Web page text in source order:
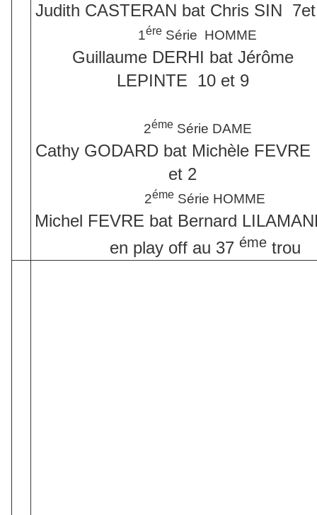
Judith CASTERAN bat Chris SIN
1ére Série HOMME
Guillaume DERHI bat Jérôme
LEPINTE 10 et 9
2émeSérie DAME
Cathy GODARD bat Michèle
et 2
2éme Série HOMME
Michel FEVRE bat Bernard
en play off au 37 émetrou